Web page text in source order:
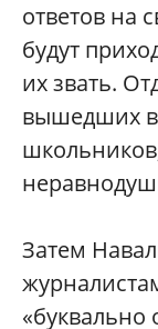
ответов на
будут
их звать.
вышедших
Затем
«буквально